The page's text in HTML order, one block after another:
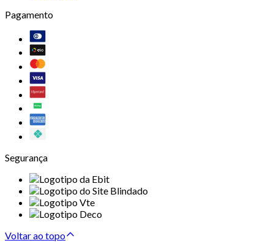
Pagamento
Segurança
Voltar ao topo